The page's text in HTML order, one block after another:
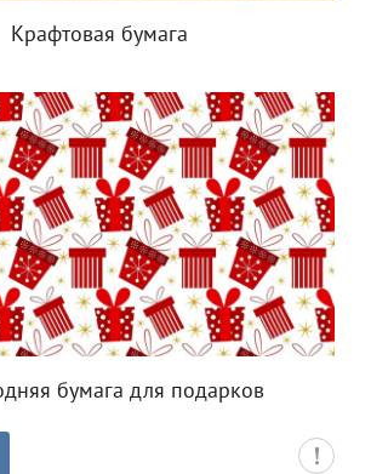
Крафтовая бумага
бумага для подарков